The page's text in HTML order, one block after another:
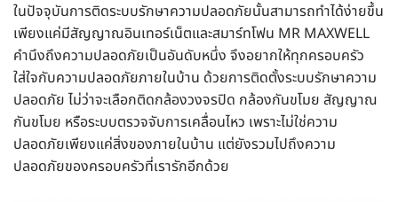
ในปัจจุบันการติดระบบรักษาความปลอดภัยนั้นสามารถทำได้ง่ายขึ้น
เพียงแค่มีสัญญาณอินเทอร์เน็ตและสมาร์ทโฟน MR MAXWELL
คำนึงถึงความปลอดภัยเป็นอันดับหนึ่ง จึงอยากให้ทุกครอบครัว
ใส่ใจกับความปลอดภัยภายในบ้าน ด้วยการติดตั้งระบบรักษาความ
ปลอดภัย ไม่ว่าจะเลือกติดกล้องวงจรปิด กล้องกันขโมย สัญญาณ
กันขโมย หรือระบบตรวจจับการเคลื่อนไหว เพราะไม่ใช่ความ
ปลอดภัยเพียงแค่สิ่งของภายในบ้าน แต่ยังรวมไปถึงความ
ปลอดภัยของครอบครัวที่เรารักอีกด้วย